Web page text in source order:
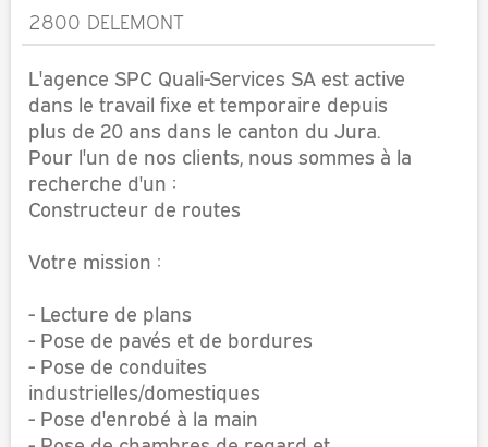
2800 DELEMONT
L'agence SPC Quali-Services SA est active
dans le travail fixe et temporaire depuis
plus de 20 ans dans le canton du Jura.
Pour l'un de nos clients, nous sommes à la
recherche d'un :
Constructeur de routes
Votre mission :
- Lecture de plans
- Pose de pavés et de bordures
- Pose de conduites
industrielles/domestiques
- Pose d'enrobé à la main